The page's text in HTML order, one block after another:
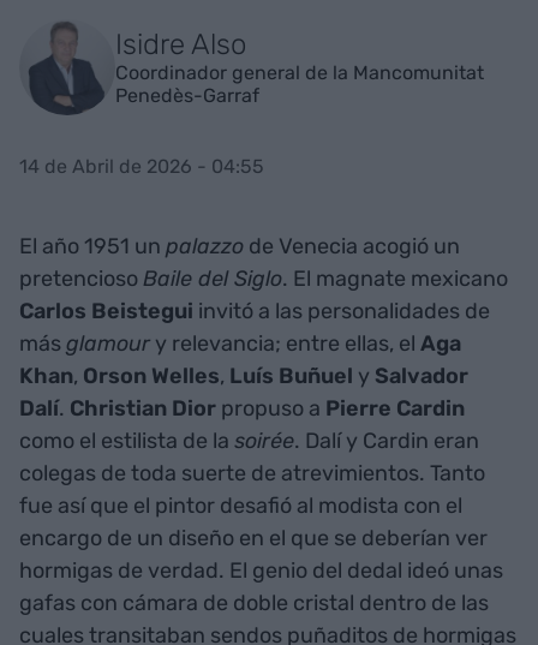
Isidre Also
Coordinador general de la Mancomunitat
Penedès-Garraf
14 de Abril de 2026 - 04:55
El año 1951 un palazzo de Venecia acogió un
pretenciosoBaile del Siglo. El magnate mexicano
Carlos Beistegui invitó a las personalidades de
másglamour y relevancia; entre ellas, el Aga
Khan, Orson Welles, Luís Buñuel y Salvador
Dalí. Christian Dior propuso a Pierre Cardin
como el estilista de la soirée. Dalí y Cardin eran
colegas de toda suerte de atrevimientos. Tanto
fue así que el pintor desafió al modista con el
encargo de un diseño en el que se deberían ver
hormigas de verdad. El genio del dedal ideó unas
gafas con cámara de doble cristal dentro de las
cuales transitaban sendos puñaditos de hormigas